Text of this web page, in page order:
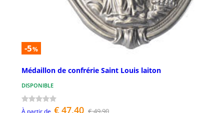
-5%
Médaillon de confrérie Saint Louis laiton
DISPONIBLE
À partir de € 47,40 € 49,90